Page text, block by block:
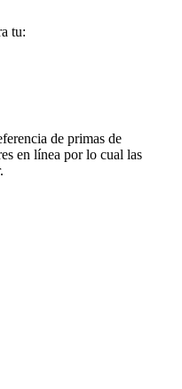
tu:
de primas de
en línea por lo cual las